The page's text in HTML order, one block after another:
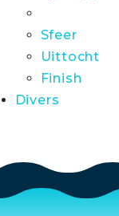
Sfeer
Uittocht
Finish
Divers